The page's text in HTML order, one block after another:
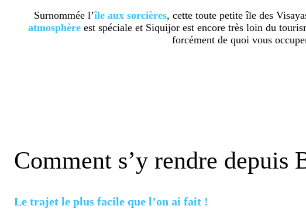
Surnommée l’île aux sorcières, cette toute petite île des
atmosphère est spéciale et Siquijor est encore très loin du
forcément de quoi vous
Comment s’y rendre depuis
Le trajet le plus facile que l’on ai fait !